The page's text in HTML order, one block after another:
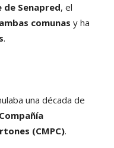
Senapred, el
comunas y ha
.
una década de
Compañía
(CMPC).